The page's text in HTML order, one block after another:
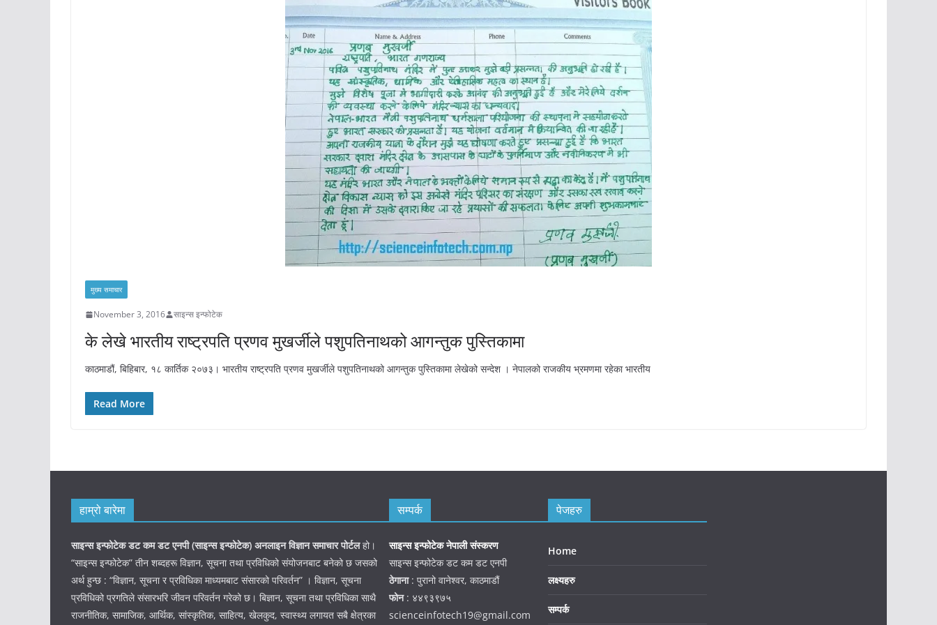
मुख्य समाचार
November 3, 2016 साइन्स इन्फोटेक
के लेखे भारतीय राष्ट्रपति प्रणव मुखर्जीले पशुपतिनाथको आगन्तुक पुस्तिकामा
काठमाडौं, बिहिबार, १८ कार्तिक २०७३। भारतीय राष्ट्रपति प्रणव मुखर्जीले पशुपतिनाथको आगन्तुक पुस्तिकामा लेखेको सन्देश । नेपालको राजकीय भ्रमणमा रहेका भारतीय
Read More
हाम्रो बारेमा
साइन्स इन्फोटेक डट कम डट एनपी (साइन्सइन्फोटेक) अनलाइन विज्ञान समाचार पोर्टलहो।
“साइन्स इन्फोटेक” तीन शब्दहरू विज्ञान, सूचना तथा प्रविधिको संयोजनबाट बनेको छ जसको
अर्थ हुन्छ : “विज्ञान, सूचना र प्रविधिका माध्यमबाट संसारको परिवर्तन” । विज्ञान, सूचना
प्रविधिको प्रगतिले संसारभरि जीवन परिवर्तन गरेको छ। बिज्ञान, सूचना तथा प्रविधिका साथै
राजनीतिक, सामाजिक, आर्थिक, सांस्कृतिक, साहित्य, खेलकुद, स्वास्थ्य लगायत सबै क्षेत्रका
सम्पर्क
साइन्स इन्फोटेक नेपाली संस्करण
साइन्स इन्फोटेक डट कम डट एनपी
ठेगाना: पुरानो वानेश्वर, काठमाडौं
फोन: ४४९३९७५
scienceinfotech19@gmail.com
पेजहरु
Home
लक्ष्यहरु
सम्पर्क